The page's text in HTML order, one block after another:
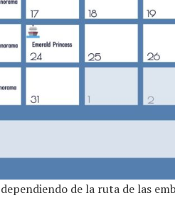
de la ruta de las